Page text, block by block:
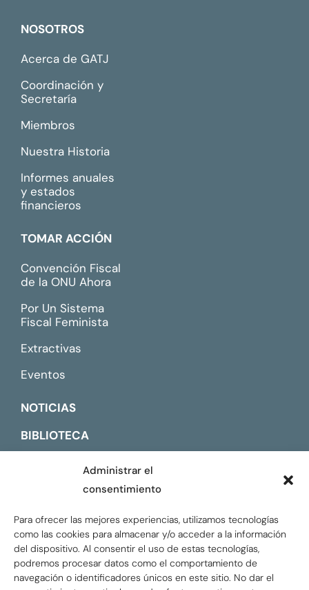
Administrar el
consentimiento
Para ofrecer las mejores experiencias, utilizamos tecnologías
como las cookies para almacenar y/o acceder a la información
del dispositivo. Al consentir el uso de estas tecnologías,
podremos procesar datos como el comportamiento de
navegación o identificadores únicos en este sitio. No dar el
NOSOTROS
Acerca de GATJ
Coordinación y
Secretaría
Miembros
Nuestra Historia
Informes anuales
y estados
financieros
TOMAR ACCIÓN
Convención Fiscal
de la ONU Ahora
Por Un Sistema
Fiscal Feminista
Extractivas
Eventos
NOTICIAS
BIBLIOTECA